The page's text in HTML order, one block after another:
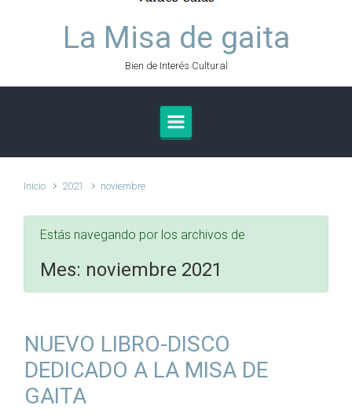
La Misa de gaita
Bien de Interés Cultural
Inicio 2021 noviembre
Estás navegando por los archivos de
Mes: noviembre 2021
NUEVO LIBRO-DISCO
DEDICADO A LA MISA DE
GAITA